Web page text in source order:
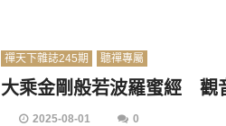
禪天下雜誌245期 聽禪專屬
大乘金剛般若波羅蜜經
2025-08-01 0